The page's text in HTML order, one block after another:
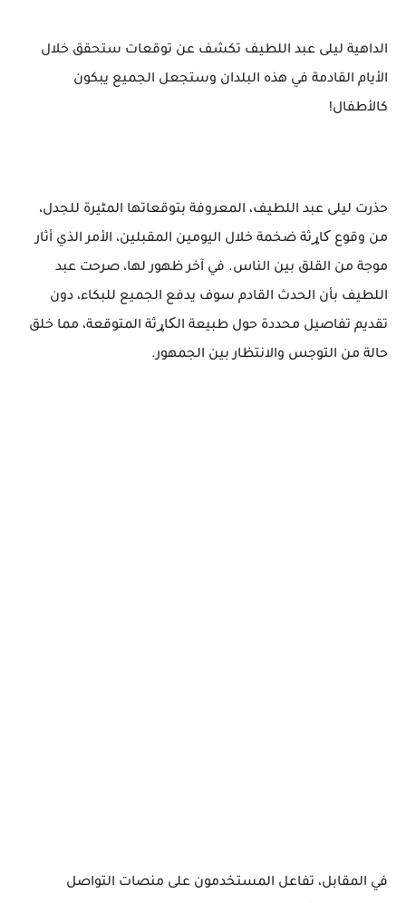
الداهية ليلى عبد اللطيف تكشف عن توقعات ستحقق خلال
الأيام القادمة في هذه البلدان وستجعل الجميع يبكون
كالأطفال!
حذرت ليلى عبد اللطيف، المعروفة بتوقعاتها المٹيرة للجدل،
من وقوع کاړثة ضخمة خلال اليومين المقبلين، الأمر الذي أثار
موجة من القلق بين الناس. في آخر ظهور لها، صرحت عبد
اللطيف بأن الحدث القادم سوف يدفع الجميع للبكاء، دون
تقديم تفاصيل محددة حول طبيعة الکاړثة المتوقعة، مما خلق
حالة من التوجس والانتظار بين الجمهور.
في المقابل، تفاعل المستخدمون على منصات التواصل